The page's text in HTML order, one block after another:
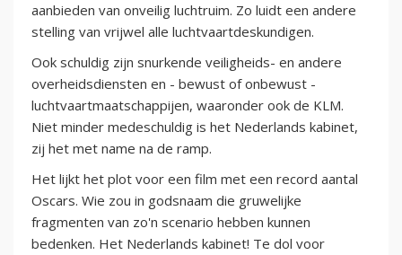
aanbieden van onveilig luchtruim. Zo luidt een andere
stelling van vrijwel alle luchtvaartdeskundigen.
Ook schuldig zijn snurkende veiligheids- en andere
overheidsdiensten en - bewust of onbewust -
luchtvaartmaatschappijen, waaronder ook de KLM.
Niet minder medeschuldig is het Nederlands kabinet,
zij het met name na de ramp.
Het lijkt het plot voor een film met een record aantal
Oscars. Wie zou in godsnaam die gruwelijke
fragmenten van zo'n scenario hebben kunnen
bedenken. Het Nederlands kabinet! Te dol voor